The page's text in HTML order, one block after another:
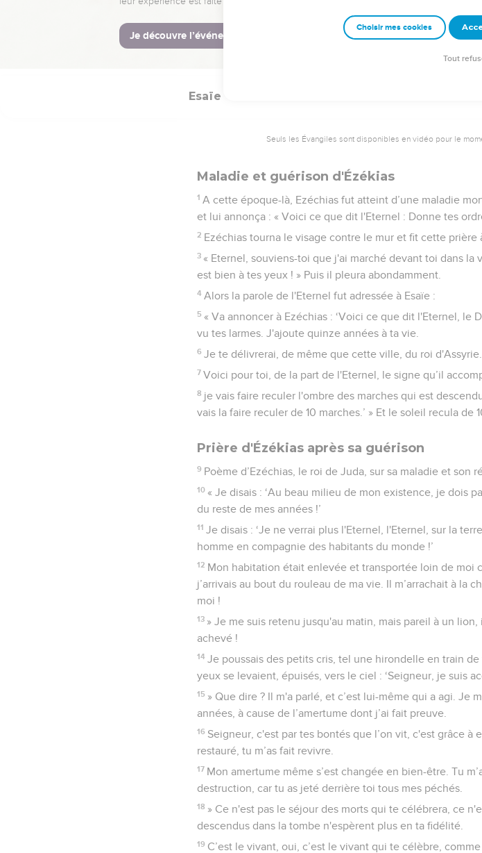
Alors Sanchérib, le roi d'Assyrie, leva le camp et
38 Un jour où il était prosterné dans le temple de son dieu
frappèrent de l'épée avant de se réfugier au pays d'Ararat.
Esaïe
Seuls les Évangiles sont disponibles en vidéo pour le
Maladie et guérison d'Ézékias
1 A cette époque-là, Ezéchias fut atteint d’une maladie
et lui annonça : « Voici ce que dit l'Eternel : Donne tes
2 Ezéchias tourna le visage contre le mur et fit cette prière
3 « Eternel, souviens-toi que j'ai marché devant toi dans
est bien à tes yeux ! » Puis il pleura abondamment.
4 Alors la parole de l'Eternel fut adressée à Esaïe :
5 « Va annoncer à Ezéchias : ‘Voici ce que dit l'Eternel,
vu tes larmes. J'ajoute quinze années à ta vie.
6 Je te délivrerai, de même que cette ville, du roi
7 Voici pour toi, de la part de l'Eternel, le signe qu’il
8 je vais faire reculer l'ombre des marches qui est
vais la faire reculer de 10 marches.’ » Et le soleil recula de
Prière d'Ézékias après sa guérison
9 Poème d’Ezéchias, le roi de Juda, sur sa maladie et son
10 « Je disais : ‘Au beau milieu de mon existence, je dois
du reste de mes années !’
11 Je disais : ‘Je ne verrai plus l'Eternel, l'Eternel, sur la
homme en compagnie des habitants du monde !’
12 Mon habitation était enlevée et transportée loin de moi
j’arrivais au bout du rouleau de ma vie. Il m’arrachait à la
moi !
13 » Je me suis retenu jusqu'au matin, mais pareil à un
achevé !
14 Je poussais des petits cris, tel une hirondelle en train
yeux se levaient, épuisés, vers le ciel : ‘Seigneur, je suis
15 » Que dire ? Il m'a parlé, et c’est lui-même qui a agi. Je
années, à cause de l’amertume dont j’ai fait preuve.
16 Seigneur, c'est par tes bontés que l’on vit, c'est grâce à
restauré, tu m’as fait revivre.
17 Mon amertume même s’est changée en bien-être. Tu
destruction, car tu as jeté derrière toi tous mes péchés.
18 » Ce n'est pas le séjour des morts qui te célébrera, ce
descendus dans la tombe n'espèrent plus en ta fidélité.
19 C’est le vivant, oui, c’est le vivant qui te célèbre,
Choisir mes cookies
Tout